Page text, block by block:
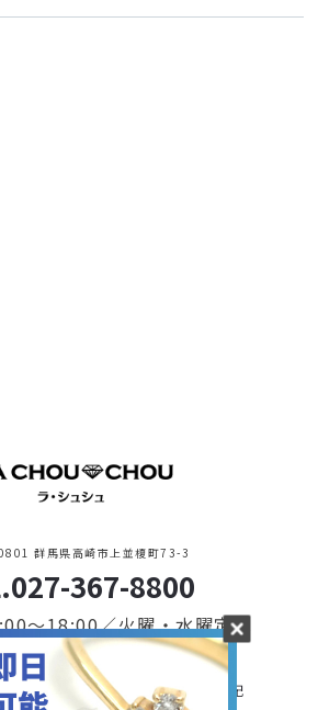
群馬県高崎市上並榎町73-3
367-8800
〜18:00／火曜・水曜定休
バシーポリシー特定商取引に基づく表記